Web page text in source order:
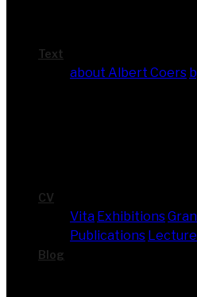
Text
about Albert Coers
CV
Vita Exhi­bi­ti­ons
Publi­ca­ti­ons
Blog